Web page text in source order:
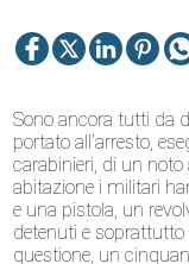
Sono ancora tutti da
portato all’arresto,
carabinieri, di un
abitazione i militari
e una pistola, un
detenuti e
questione, un